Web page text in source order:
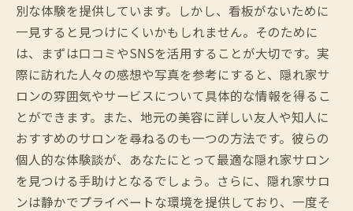
別な体験を提供しています。しかし、看板がないために
一見すると見つけにくいかもしれません。そのために
は、まずは口コミやSNSを活用することが大切です。実
際に訪れた人々の感想や写真を参考にすると、隠れ家サ
ロンの雰囲気やサービスについて具体的な情報を得るこ
とができます。また、地元の美容に詳しい友人や知人に
おすすめのサロンを尋ねるのも一つの方法です。彼らの
個人的な体験談が、あなたにとって最適な隠れ家サロン
を見つける手助けとなるでしょう。さらに、隠れ家サロ
ンは静かでプライベートな環境を提供しており、一度そ